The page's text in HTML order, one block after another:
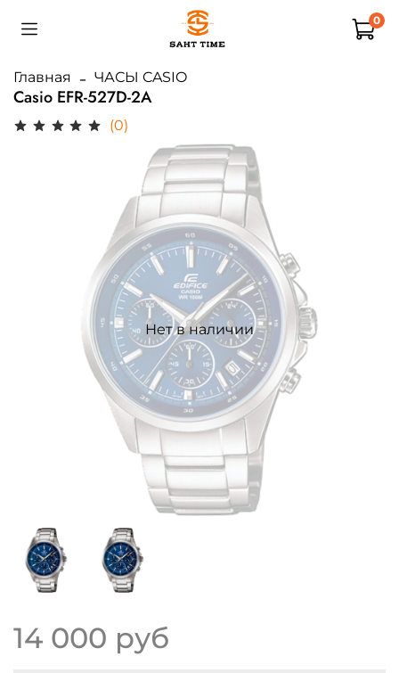
0
Главная ЧАСЫ CASIO
Casio EFR-527D-2A
(0)
Нет в наличии
14 000 руб